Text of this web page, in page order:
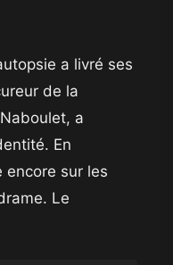
a livré ses
de la
a
En
encore sur les
Le